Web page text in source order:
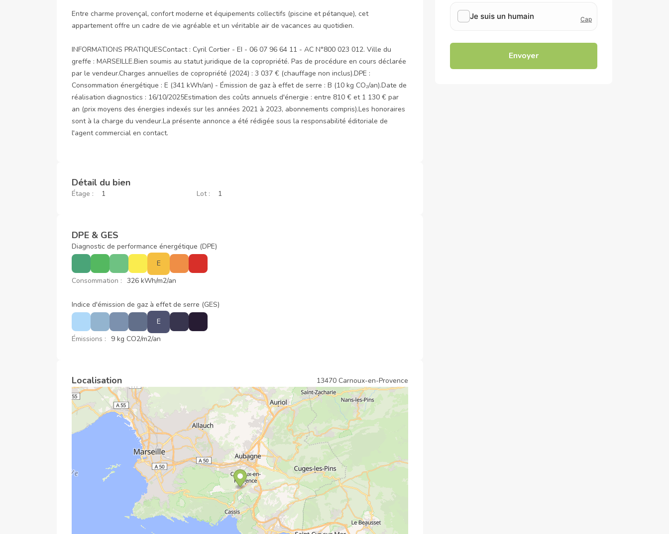
Entre charme provençal, confort moderne et équipements collectifs (piscine et pétanque), cet
appartement offre un cadre de vie agréable et un véritable air de vacances au quotidien.
INFORMATIONS PRATIQUESContact : Cyril Cortier - EI - 06 07 96 64 11 - AC N°800 023 012. Ville du
greffe : MARSEILLE.Bien soumis au statut juridique de la copropriété. Pas de procédure en cours déclarée
par le vendeur.Charges annuelles de copropriété (2024) : 3 037 € (chauffage non inclus).DPE :
Consommation énergétique : E (341 kWh/an) - Émission de gaz à effet de serre : B (10 kg CO₂/an).Date de
réalisation diagnostics : 16/10/2025Estimation des coûts annuels d'énergie : entre 810 € et 1 130 € par
an (prix moyens des énergies indexés sur les années 2021 à 2023, abonnements compris).Les honoraires
sont à la charge du vendeur.La présente annonce a été rédigée sous la responsabilité éditoriale de
l'agent commercial en contact.
Détail du bien
Étage : 1 Lot : 1
DPE & GES
Diagnostic de performance énergétique (DPE)
E
Consommation : 326 kWh/m2/an
Indice d'émission de gaz à effet de serre (GES)
E
Émissions :
9 kg CO2/m2/an
Localisation 13470 Carnoux-en-Provence
Envoyer